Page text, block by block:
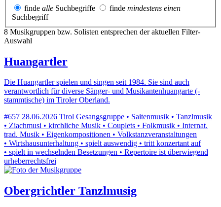
finde alle Suchbegriffe finde mindestens einen
Suchbegriff
8 Musikgruppen bzw. Solisten entsprechen der aktuellen Filter-
Auswahl
Huangartler
Die Huangartler spielen und singen seit 1984. Sie sind auch
verantwortlich für diverse Sänger- und Musikantenhuangarte (-
stammtische) im Tiroler Oberland.
#657 28.06.2026 Tirol Gesangsgruppe • Saitenmusik • Tanzlmusik
• Ziachmusi • kirchliche Musik • Couplets • Folkmusik • Internat.
trad. Musik • Eigenkompositionen • Volkstanzveranstaltungen
• Wirtshausunterhaltung • spielt auswendig • tritt konzertant auf
• spielt in wechselnden Besetzungen • Repertoire ist überwiegend
urheberrechtsfrei
Obergrichtler Tanzlmusig